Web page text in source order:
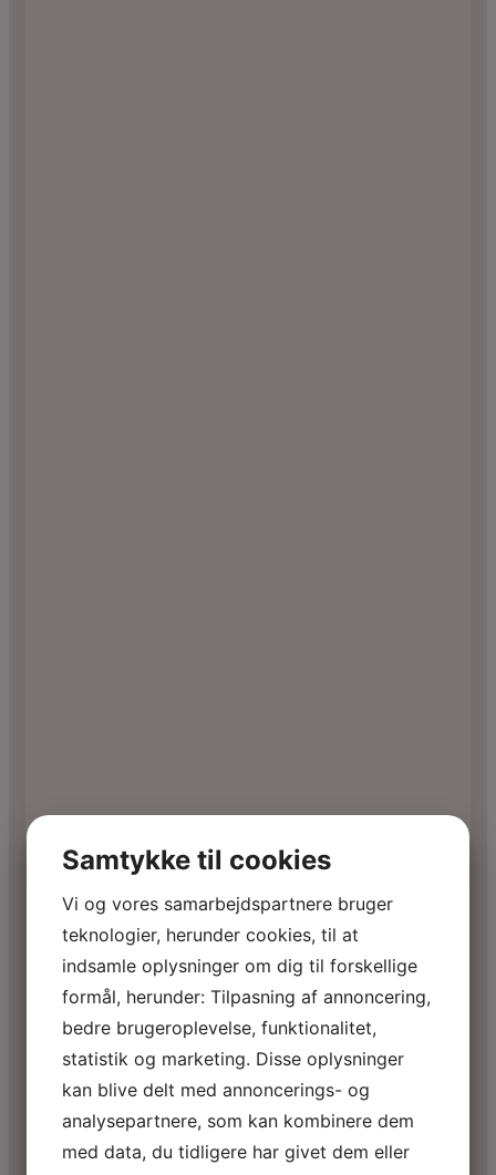
Samtykke til cookies
Vi og vores samarbejdspartnere bruger
teknologier, herunder cookies, til at
indsamle oplysninger om dig til forskellige
formål, herunder: Tilpasning af annoncering,
bedre brugeroplevelse, funktionalitet,
statistik og marketing. Disse oplysninger
kan blive delt med annoncerings- og
analysepartnere, som kan kombinere dem
med data, du tidligere har givet dem eller